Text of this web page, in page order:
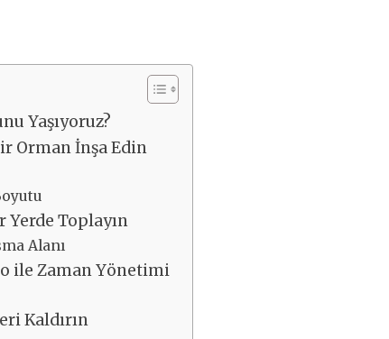
Yaşıyoruz?
Orman İnşa Edin
Yerde Toplayın
Alanı
ile Zaman Yönetimi
Kaldırın